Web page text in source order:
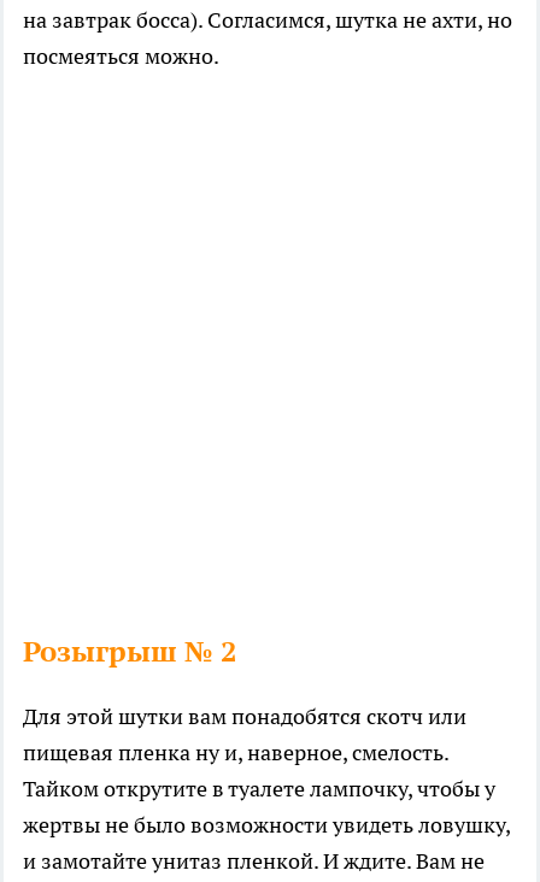
на завтрак босса). Согласимся, шутка не ахти, но
посмеяться можно.
Розыгрыш № 2
Для этой шутки вам понадобятся скотч или
пищевая пленка ну и, наверное, смелость.
Тайком открутите в туалете лампочку, чтобы у
жертвы не было возможности увидеть ловушку,
и замотайте унитаз пленкой. И ждите. Вам не